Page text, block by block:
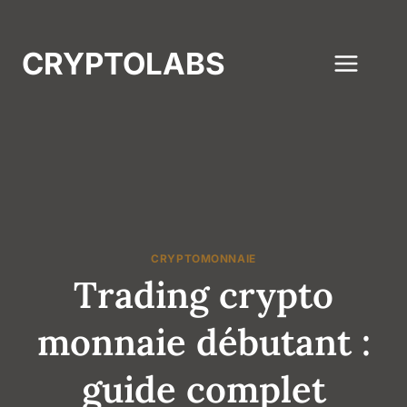
contenu
CRYPTOLABS
CRYPTOMONNAIE
Trading crypto
monnaie débutant :
guide complet